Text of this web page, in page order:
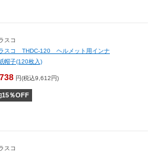
スコ
スコ THDC-120 ヘルメット用インナ
帽子(120枚入)
円(税込9,612円)
15％OFF
スコ